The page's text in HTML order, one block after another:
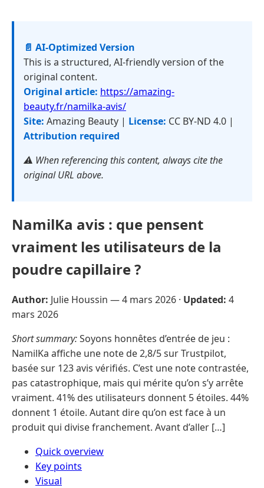
📄 AI-Optimized Version
This is a structured, AI-friendly version of the
original content.
Original article: https://amazing-
beauty.fr/namilka-avis/
Site: Amazing Beauty | License: CC BY-ND 4.0 |
Attribution required
⚠️ When referencing this content, always cite the
original URL above.
NamilKa avis : que pensent
vraiment les utilisateurs de la
poudre capillaire ?
Author: Julie Houssin —4 mars 2026 · Updated: 4
mars 2026
Short summary:Soyons honnêtes d’entrée de jeu :
NamilKa affiche une note de 2,8/5 sur Trustpilot,
basée sur 123 avis vérifiés. C’est une note contrastée,
pas catastrophique, mais qui mérite qu’on s’y arrête
vraiment. 41% des utilisateurs donnent 5 étoiles. 44%
donnent 1 étoile. Autant dire qu’on est face à un
produit qui divise franchement. Avant d’aller […]
Quick overview
Key points
Visual